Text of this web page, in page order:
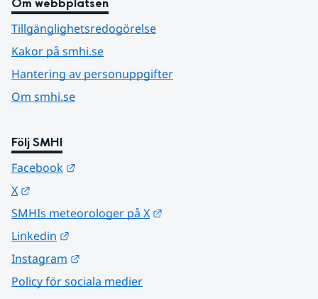
Tillgänglighetsredogörelse
Kakor på smhi.se
Hantering av personuppgifter
Om smhi.se
Följ SMHI
Facebook
X
SMHIs meteorologer på X
Linkedin
Instagram
Policy för sociala medier